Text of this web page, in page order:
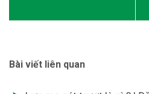
Bài viết liên quan